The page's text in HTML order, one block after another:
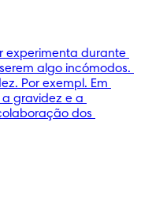
experimenta durante
algo incómodos.
Por exempl. Em
gravidez e a
dos